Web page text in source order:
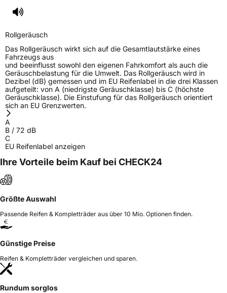
3PMSF / Schneeflockensymbol / Alpine-Symbol Nein
EPREL ID621068
Allgemeine Produktsicherheit (GPSR)
HerstellerkontaktMid West Tyres Limited, Raheen Roundabout
Rollgeräusch
Das Rollgeräusch wirkt sich auf die Gesamtlautstärke eines
Fahrzeugs aus
und beeinflusst sowohl den eigenen Fahrkomfort als auch die
Geräuschbelastung für die Umwelt. Das Rollgeräusch wird in
Dezibel (dB) gemessen und im EU Reifenlabel in die drei Klassen
aufgeteilt: von A (niedrigste Geräuschklasse) bis C (höchste
Geräuschklasse). Die Einstufung für das Rollgeräusch orientiert
sich an EU Grenzwerten.
A
B / 72 dB
C
EU Reifenlabel anzeigen
Ihre Vorteile beim Kauf bei CHECK24
Größte Auswahl
Passende Reifen & Kompletträder aus über 10 Mio. Optionen finden.
Günstige Preise
Reifen & Kompletträder vergleichen und sparen.
Rundum sorglos